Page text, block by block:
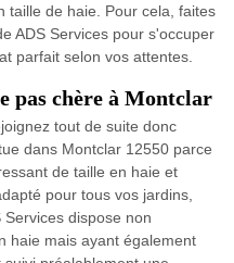
taille de haie. Pour cela, faites
ADS Services pour s'occuper
parfait selon vos attentes.
pas chère à Montclar
tout de suite donc
dans Montclar 12550 parce
de taille en haie et
pour tous vos jardins,
dispose non
haie mais ayant également